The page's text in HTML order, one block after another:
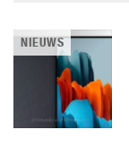
NIEUWS